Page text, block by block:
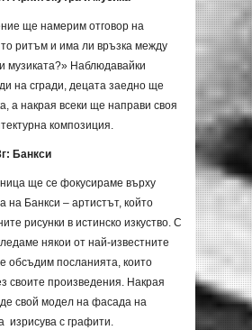
ще намерим отговор на
ритъм и има ли връзкa между
музиката?» Наблюдавайки
на сгради, децата заедно ще
а накрая всеки ще направи своя
композиция.
Банкси
ще се фокусираме върху
на Банкси – артистът, който
рисунки в истинско изкуство. С
някои от най-известните
обсъдим посланията, които
своите произведения. Накрая
свой модел на фасада на
изрисува с графити.